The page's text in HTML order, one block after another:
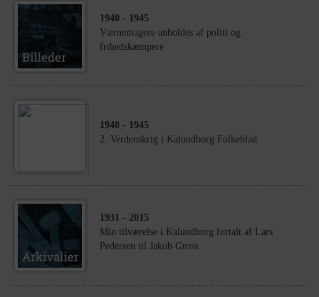
1940 - 1945
Værnemagere anholdes af politi og
frihedskæmpere
1940 - 1945
2. Verdenskrig i Kalundborg Folkeblad
1931 - 2015
Min tilværelse i Kalundborg fortalt af Lars
Pedersen til Jakob Gross